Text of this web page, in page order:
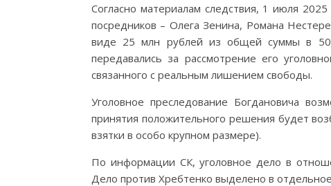
Согласно материалам следствия, 1 июля
посредников – Олега Зенина, Романа
виде 25 млн рублей из общей суммы в 50
передавались за рассмотрение его
связанного с реальным лишением свободы.
Уголовное преследование Богдановича
принятия положительного решения будет
взятки в особо крупном размере).
По информации СК, уголовное дело в
Дело против Хребтенко выделено в